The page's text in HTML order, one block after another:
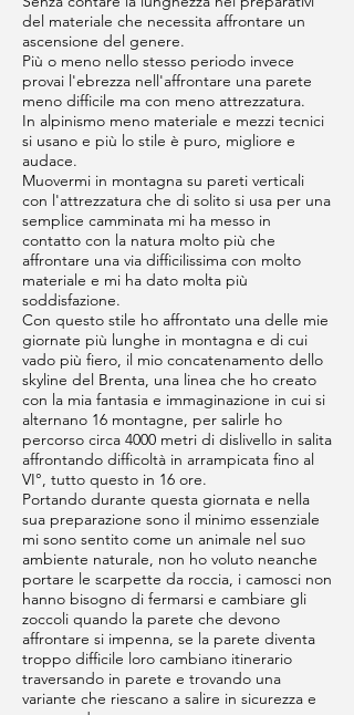
del materiale che necessita affrontare un
ascensione del genere.
Più o meno nello stesso periodo invece
provai l'ebrezza nell'affrontare una parete
meno difficile ma con meno attrezzatura.
In alpinismo meno materiale e mezzi tecnici
si usano e più lo stile è puro, migliore e
audace.
Muovermi in montagna su pareti verticali
con l'attrezzatura che di solito si usa per una
semplice camminata mi ha messo in
contatto con la natura molto più che
affrontare una via difficilissima con molto
materiale e mi ha dato molta più
soddisfazione.
Con questo stile ho affrontato una delle mie
giornate più lunghe in montagna e di cui
vado più fiero, il mio concatenamento dello
skyline del Brenta, una linea che ho creato
con la mia fantasia e immaginazione in cui si
alternano 16 montagne, per salirle ho
percorso circa 4000 metri di dislivello in salita
affrontando difficoltà in arrampicata fino al
VI°, tutto questo in 16 ore.
Portando durante questa giornata e nella
sua preparazione sono il minimo essenziale
mi sono sentito come un animale nel suo
ambiente naturale, non ho voluto neanche
portare le scarpette da roccia, i camosci non
hanno bisogno di fermarsi e cambiare gli
zoccoli quando la parete che devono
affrontare si impenna, se la parete diventa
troppo difficile loro cambiano itinerario
traversando in parete e trovando una
variante che riescano a salire in sicurezza e